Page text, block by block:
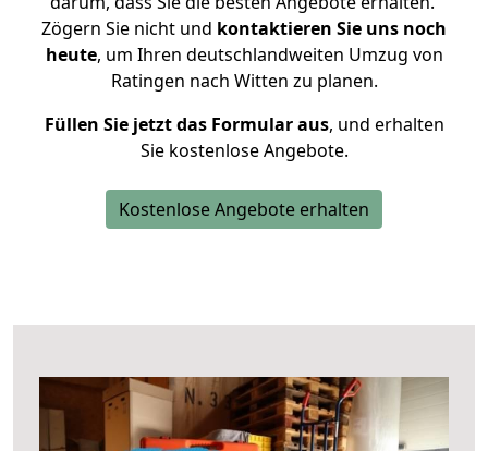
Zögern Sie nicht und kontaktieren Sie uns noch
heute, um Ihren deutschlandweiten Umzug von
Ratingen nach Witten zu planen.
Füllen Sie jetzt das Formular aus, und erhalten
Sie kostenlose Angebote.
Kostenlose Angebote erhalten